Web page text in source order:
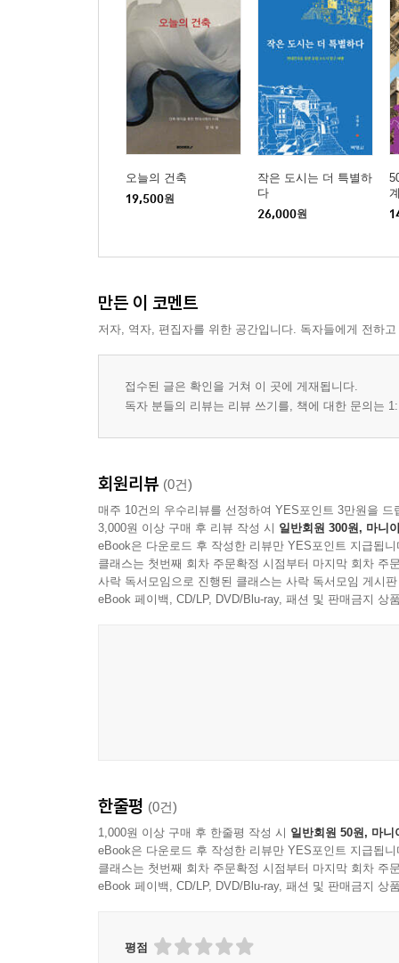
오늘의 건축
19,500원
작은 도시는 더 특별하
다
26,000원
만든 이 코멘트
저자, 역자, 편집자를 위한 공간입니다. 독자들에게 전하
접수된 글은 확인을 거쳐 이 곳에 게재됩니다.
독자 분들의 리뷰는 리뷰 쓰기를, 책에 대한 문의는
회원리뷰 (0건)
매주 10건의 우수리뷰를 선정하여 YES포인트 3만원을 드
3,000원 이상 구매 후 리뷰 작성 시 일반회원 300원, 마니
eBook은 다운로드 후 작성한 리뷰만 YES포인트 지급됩니
클래스는 첫번째 회차 주문확정 시점부터 마지막 회차 주
사락 독서모임으로 진행된 클래스는 사락 독서모임 게시
eBook 페이백, CD/LP, DVD/Blu-ray, 패션 및 판매금지 상
한줄평 (0건)
1,000원 이상 구매 후 한줄평 작성 시 일반회원 50원, 마니
eBook은 다운로드 후 작성한 리뷰만 YES포인트 지급됩니
클래스는 첫번째 회차 주문확정 시점부터 마지막 회차 주
eBook 페이백, CD/LP, DVD/Blu-ray, 패션 및 판매금지 상
평점